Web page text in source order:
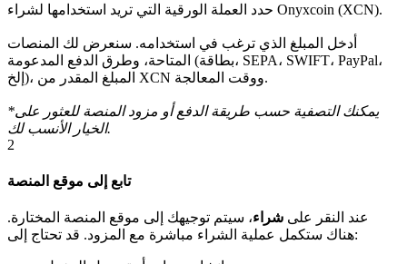
حدد العملة الورقية التي تريد استخدامها لشراء Onyxcoin (XCN).
أدخل المبلغ الذي ترغب في استخدامه. سنعرض لك المنصات
المتاحة، وطرق الدفع المدعومة (بطاقة، SEPA، SWIFT، PayPal،
إلخ)، المبلغ المقدر من XCN ووقت المعالجة.
*يمكنك التصفية حسب طريقة الدفع أو مزود المنصة للعثور على
الخيار الأنسب لك.
2
تابع إلى موقع المنصة
عند النقر على شراء، سيتم توجيهك إلى موقع المنصة المختارة.
هناك ستكمل عملية الشراء مباشرة مع المزود. قد تحتاج إلى: